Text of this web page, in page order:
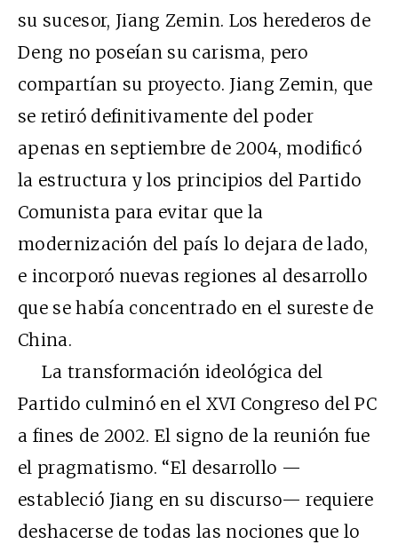
su sucesor, Jiang Zemin. Los herederos de
Deng no poseían su carisma, pero
compartían su proyecto. Jiang Zemin, que
se retiró definitivamente del poder
apenas en septiembre de 2004, modificó
la estructura y los principios del Partido
Comunista para evitar que la
modernización del país lo dejara de lado,
e incorporó nuevas regiones al desarrollo
que se había concentrado en el sureste de
China.
La transformación ideológica del
Partido culminó en el XVI Congreso del PC
a fines de 2002. El signo de la reunión fue
el pragmatismo. “El desarrollo —
estableció Jiang en su discurso— requiere
deshacerse de todas las nociones que lo